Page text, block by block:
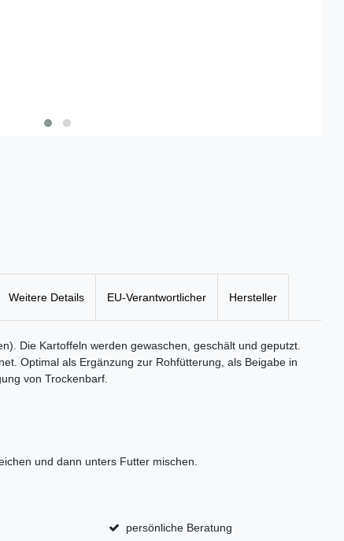
Weitere Details EU-Verantwortlicher Hersteller
Die Kartoffeln werden gewaschen, geschält und geputzt.
Optimal als Ergänzung zur Rohfütterung, als Beigabe in
von Trockenbarf.
und dann unters Futter mischen.
persönliche Beratung